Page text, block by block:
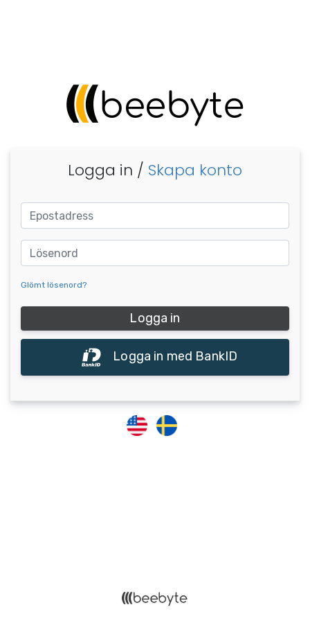
Logga in / Skapa konto
Glömt lösenord?
Logga in med BankID